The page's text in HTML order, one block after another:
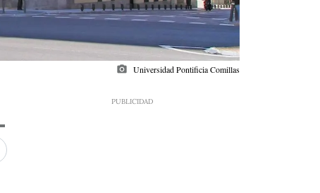
photo_camera Universidad Pontificia Comillas